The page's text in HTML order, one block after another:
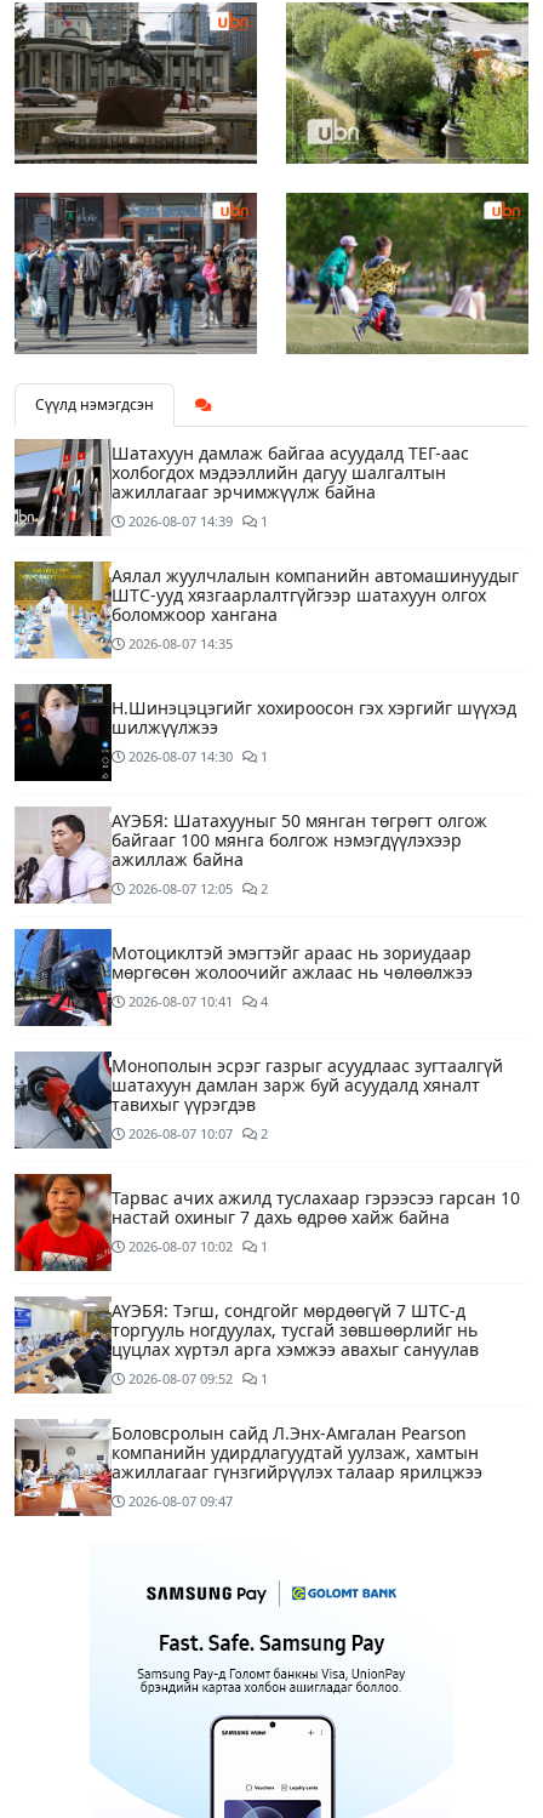
Сүүлд нэмэгдсэн
Шатахуун дамлаж байгаа асуудалд ТЕГ-аас
холбогдох мэдээллийн дагуу шалгалтын
ажиллагааг эрчимжүүлж байна
2026-08-07 14:39 1
Аялал жуулчлалын компанийн автомашинуудыг
ШТС-ууд хязгаарлалтгүйгээр шатахуун олгох
боломжоор хангана
2026-08-07 14:35
Н.Шинэцэцэгийг хохироосон гэх хэргийг шүүхэд
шилжүүлжээ
2026-08-07 14:30 1
АҮЭБЯ: Шатахууныг 50 мянган төгрөгт олгож
байгааг 100 мянга болгож нэмэгдүүлэхээр
ажиллаж байна
2026-08-07 12:05 2
Мотоциклтэй эмэгтэйг араас нь зориудаар
мөргөсөн жолоочийг ажлаас нь чөлөөлжээ
2026-08-07 10:41 4
Монополын эсрэг газрыг асуудлаас зугтаалгүй
шатахуун дамлан зарж буй асуудалд хяналт
тавихыг үүрэгдэв
2026-08-07 10:07 2
Тарвас ачих ажилд туслахаар гэрээсээ гарсан 10
настай охиныг 7 дахь өдрөө хайж байна
2026-08-07 10:02 1
АҮЭБЯ: Тэгш, сондгойг мөрдөөгүй 7 ШТС-д
торгууль ногдуулах, тусгай зөвшөөрлийг нь
цуцлах хүртэл арга хэмжээ авахыг сануулав
2026-08-07 09:52 1
Боловсролын сайд Л.Энх-Амгалан Pearson
компанийн удирдлагуудтай уулзаж, хамтын
ажиллагааг гүнзгийрүүлэх талаар ярилцжээ
2026-08-07 09:47
Улаанбаатарт 29 хэм дулаан байна
2 цагийн өмнө
С.Амарсайхан: Дуусаагүй барилгад урьдчилсан
байдлаар зөвшөөрөл гэрчилгээ олгохгүй байхаар
зохион байгуулалт хий